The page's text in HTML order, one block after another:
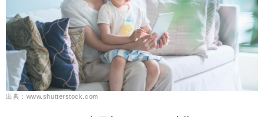
出典：www.shutterstock.com